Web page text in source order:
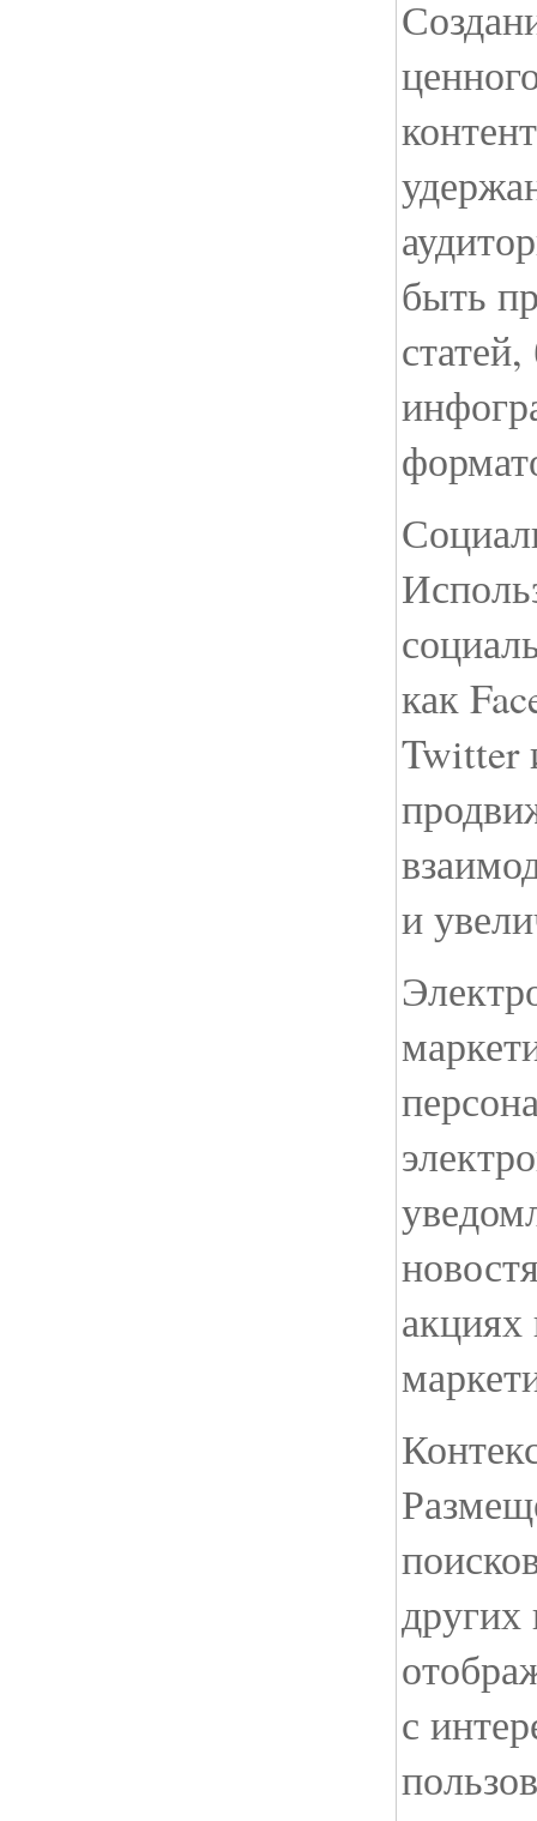
быть
как
Twitter
и
акциях
других
с